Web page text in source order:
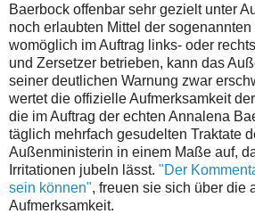
Baerbock offenbar sehr gezielt unter
noch erlaubten Mittel der sogenannten
womöglich im Auftrag links- oder
und Zersetzer betrieben, kann das
seiner deutlichen Warnung zwar
wertet die offizielle Aufmerksamkeit
die im Auftrag der echten Annalena
täglich mehrfach gesudelten Traktate
Außenministerin in einem Maße auf,
Irritationen jubeln lässt. "Der
sein können", freuen sie sich über die
Aufmerksamkeit.